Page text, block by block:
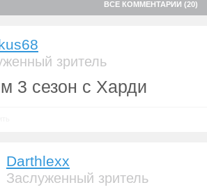
ВСЕ КОММЕНТАРИИ (20)
зритель
3 сезон с Харди
Darthlexx
Заслуженный зритель